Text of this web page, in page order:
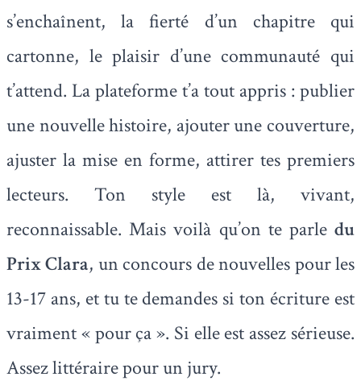
s’enchaînent, la fierté d’un chapitre qui
cartonne, le plaisir d’une communauté qui
t’attend. La plateforme t’a tout appris : publier
une nouvelle histoire, ajouter une couverture,
ajuster la mise en forme, attirer tes premiers
lecteurs. Ton style est là, vivant,
reconnaissable. Mais voilà qu’on te parle du
Prix Clara, un concours de nouvelles pour les
13-17 ans, et tu te demandes si ton écriture est
vraiment « pour ça ». Si elle est assez sérieuse.
Assez littéraire pour un jury.